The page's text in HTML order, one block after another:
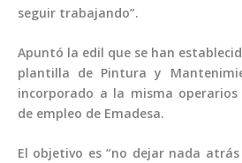
seguir trabajando”.
Apuntó la edil que se han
plantilla de Pintura y
incorporado a la misma
de empleo de Emadesa.
El objetivo es “no dejar nada